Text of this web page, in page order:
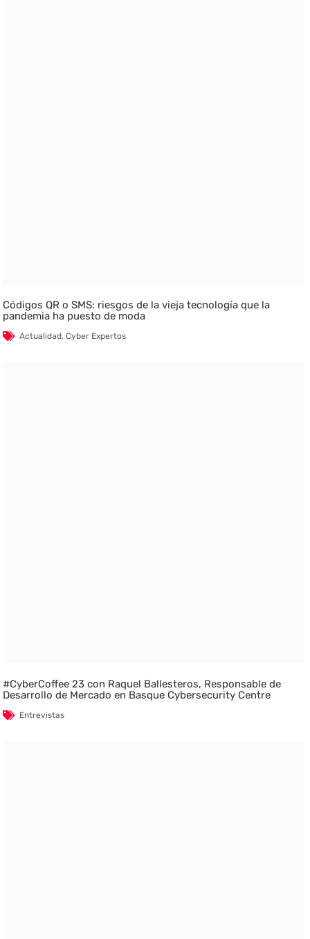
Códigos QR o SMS: riesgos de la vieja tecnología que la
pandemia ha puesto de moda
Actualidad,Cyber Expertos
#CyberCoffee 23 con Raquel Ballesteros, Responsable de
Desarrollo de Mercado en Basque Cybersecurity Centre
Entrevistas